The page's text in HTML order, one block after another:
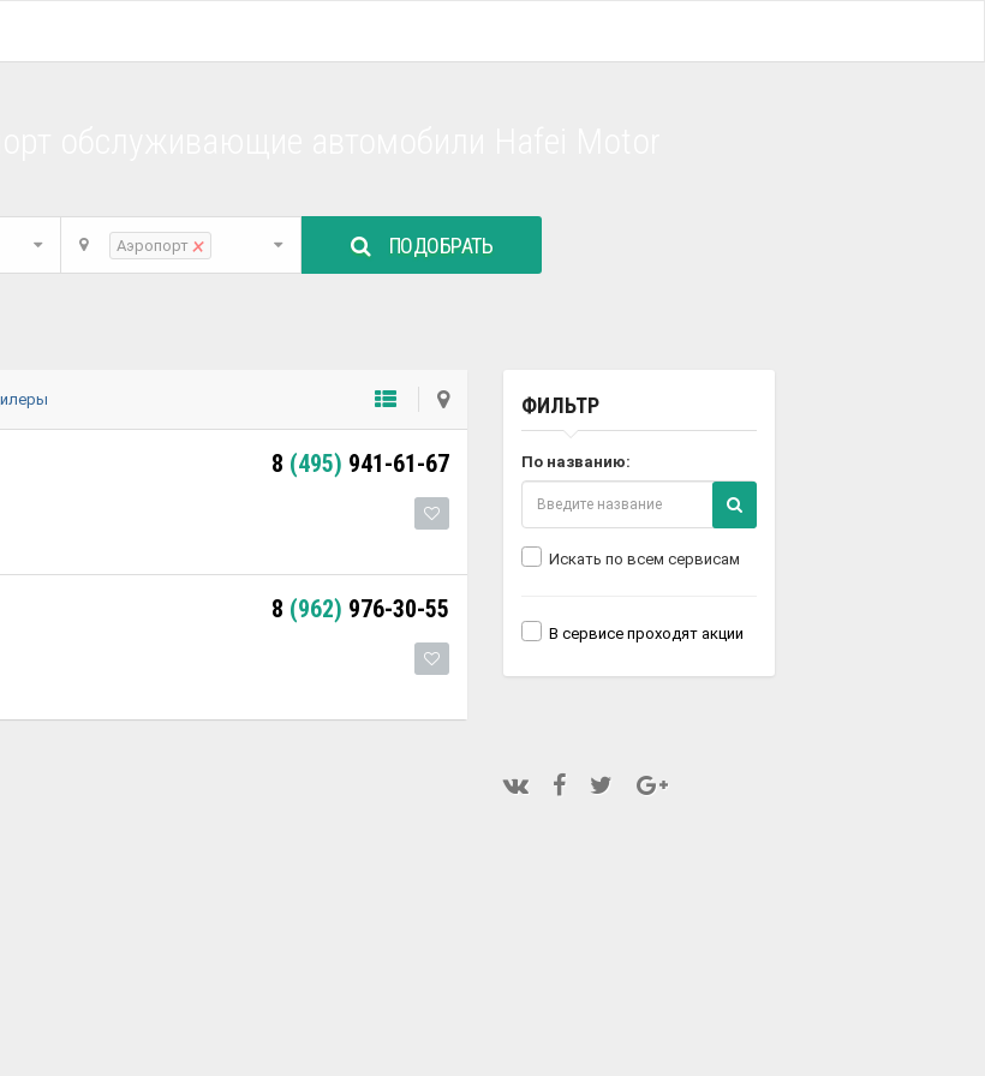
Аэропорт × ПОДОБРАТЬ
8 (495) 941-61-67
8 (962) 976-30-55
ФИЛЬТР
По названию:
Искать по всем сервисам
В сервисе проходят акции